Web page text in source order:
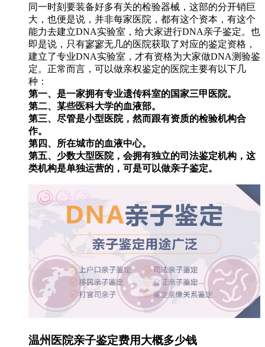
同一时刻要装备好多有关的检验器械，这部的分开销巨
大，也便是说，并非每家医院，都有这个资本，有这个
能力去建立DNA实验室，给大家进行DNA亲子鉴定。也
即是说，只有寥寥无几的医院获取了对应的鉴定资格，
建立了专业DNA实验室，才有资格为大家做DNA测验鉴
定。正常而言，可以做亲权鉴定的医院主要有以下几
种：
第一、是一家拥有专业遗传科室的国家三甲医院。
第二、某些医科大学的血液部。
第三、尽管是小型医院，然而跟有资质的检验机构合
作。
第四、所在城市的血液中心。
第五、少数大型医院，会拥有独立的司法鉴定机构，这
类机构是单独运营的，可是可以做亲子鉴定。
温州医院亲子鉴定费用大概多少钱